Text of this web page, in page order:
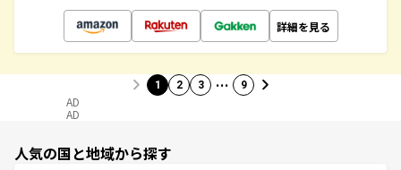
詳細を見る
1 2 3 … 9
AD
AD
人気の国と地域から探す